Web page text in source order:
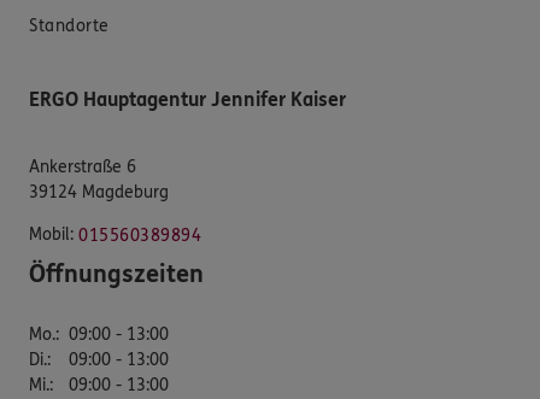
Standorte
ERGO Hauptagentur Jennifer Kaiser
Ankerstraße 6
39124 Magdeburg
Mobil: 015560389894
Öffnungszeiten
Mo.: 09:00 - 13:00
Di.:
09:00 - 13:00
Mi.:
09:00 - 13:00